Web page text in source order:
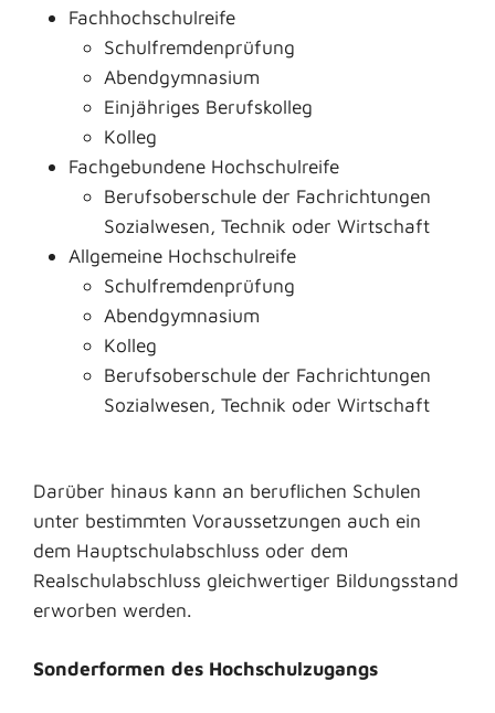
Fachhochschulreife
Schulfremdenprüfung
Abendgymnasium
Einjähriges Berufskolleg
Kolleg
Fachgebundene Hochschulreife
Berufsoberschule der Fachrichtungen
Sozialwesen, Technik oder Wirtschaft
Allgemeine Hochschulreife
Schulfremdenprüfung
Abendgymnasium
Kolleg
Berufsoberschule der Fachrichtungen
Sozialwesen, Technik oder Wirtschaft
Darüber hinaus kann an beruflichen Schulen
unter bestimmten Voraussetzungen auch ein
dem Hauptschulabschluss oder dem
Realschulabschluss gleichwertiger Bildungsstand
erworben werden.
Sonderformen des Hochschulzugangs